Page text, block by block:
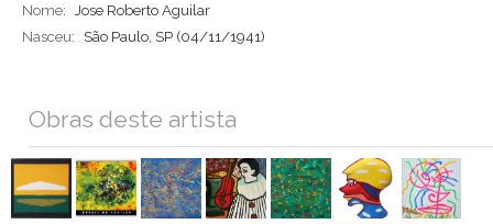
Nome: Jose Roberto Aguilar
Nasceu:
São Paulo, SP (04/11/1941)
Obras deste artista